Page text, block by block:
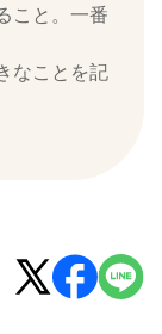
こと。一番
なことを記